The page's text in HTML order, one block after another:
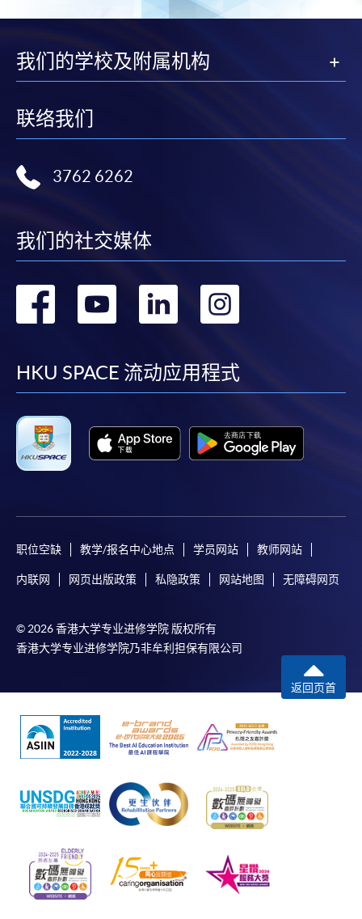
我们的学校及附属机构
联络我们
3762 6262
我们的社交媒体
转
facebook
转
youtube
转
linkedin
HKU SPACE 流动应用程式
职位空缺 教学/报名中心地点 学员网站 教师网站
内联网 网页出版政策 私隐政策 网站地图 无障碍网页
© 2026 香港大学专业进修学院 版权所有
香港大学专业进修学院乃非牟利担保有限公司
返回页首